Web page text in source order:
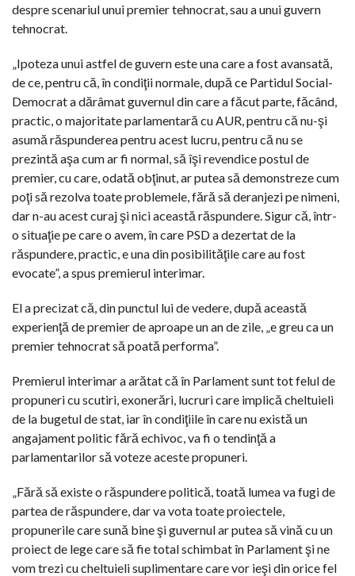
despre scenariul unui premier tehnocrat, sau a unui guvern
tehnocrat.
„Ipoteza unui astfel de guvern este una care a fost avansată,
de ce, pentru că, în condiţii normale, după ce Partidul Social-
Democrat a dărâmat guvernul din care a făcut parte, făcând,
practic, o majoritate parlamentară cu AUR, pentru că nu-şi
asumă răspunderea pentru acest lucru, pentru că nu se
prezintă aşa cum ar fi normal, să îşi revendice postul de
premier, cu care, odată obţinut, ar putea să demonstreze cum
poţi să rezolva toate problemele, fără să deranjezi pe nimeni,
dar n-au acest curaj şi nici această răspundere. Sigur că, într-
o situaţie pe care o avem, în care PSD a dezertat de la
răspundere, practic, e una din posibilităţile care au fost
evocate”, a spus premierul interimar.
El a precizat că, din punctul lui de vedere, după această
experienţă de premier de aproape un an de zile, „e greu ca un
premier tehnocrat să poată performa”.
Premierul interimar a arătat că în Parlament sunt tot felul de
propuneri cu scutiri, exonerări, lucruri care implică cheltuieli
de la bugetul de stat, iar în condiţiile în care nu există un
angajament politic fără echivoc, va fi o tendinţă a
parlamentarilor să voteze aceste propuneri.
„Fără să existe o răspundere politică, toată lumea va fugi de
partea de răspundere, dar va vota toate proiectele,
propunerile care sună bine şi guvernul ar putea să vină cu un
proiect de lege care să fie total schimbat în Parlament şi ne
vom trezi cu cheltuieli suplimentare care vor ieşi din orice fel